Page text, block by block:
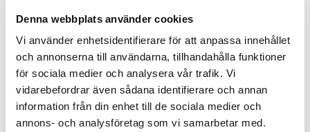
Denna webbplats använder cookies
Vi använder enhetsidentifierare för att anpassa innehållet
och annonserna till användarna, tillhandahålla funktioner
för sociala medier och analysera vår trafik. Vi
vidarebefordrar även sådana identifierare och annan
information från din enhet till de sociala medier och
annons- och analysföretag som vi samarbetar med.